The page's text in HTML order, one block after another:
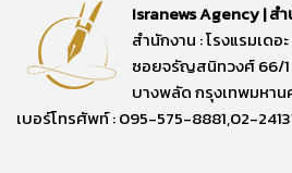
Isranews Agency | ส
สำนักงาน : โรงแรมเดอ
ซอยจรัญสนิทวงศ์ 66/1
บางพลัด กรุงเทพมหา
เบอร์โทรศัพท์ : 095-575-8881,02-